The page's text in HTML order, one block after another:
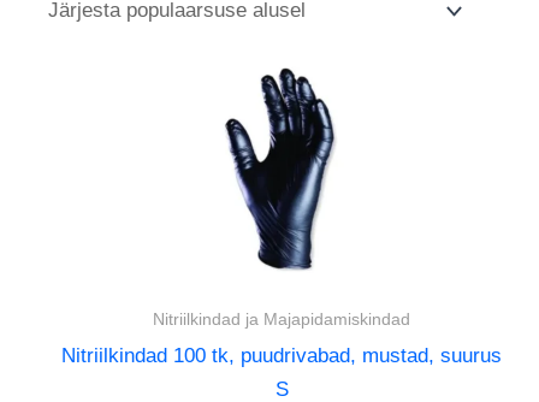
Nitriilkindad ja Majapidamiskindad
Nitriilkindad 100 tk, puudrivabad, mustad, suurus
S